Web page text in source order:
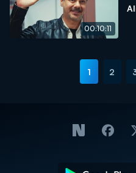
00:10:11
1 2